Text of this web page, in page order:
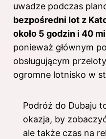
uwadze podczas
bezpośredni lot z
około 5 godzin i 40
ponieważ głównym
obsługującym
ogromne lotnisko w
Podróż do Dubaju
okazja, by
ale także czas na